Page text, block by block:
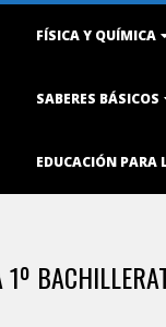
FÍSICA Y QUÍMICA
SABERES BÁSICOS
EDUCACIÓN PARA